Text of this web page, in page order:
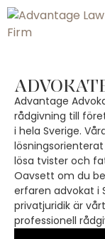
Advantage
rådgivning till
i hela Sverige.
lösa tvister och
Oavsett om du
erfaren advokat i
privatjuridik är
professionell